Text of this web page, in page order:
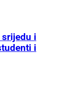
srijedu i
i